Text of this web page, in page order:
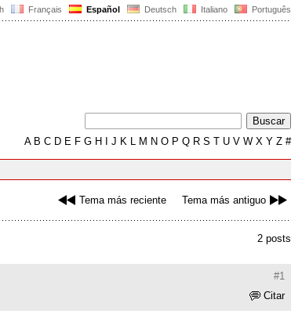
Français Español Deutsch Italiano Português
AB C D E F G H J K L M N O P Q R S T U V W X Y Z #
Tema más reciente Tema más antiguo
2 posts
#1
Citar